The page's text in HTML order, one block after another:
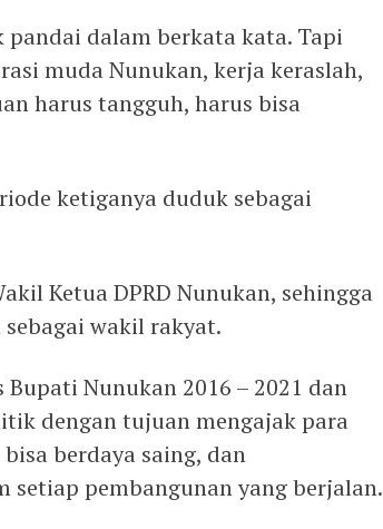
dalam berkata kata. Tapi
muda Nunukan, kerja keraslah,
harus tangguh, harus bisa
ketiganya duduk sebagai
Ketua DPRD Nunukan, sehingga
wakil rakyat.
Nunukan 2016 – 2021 dan
dengan tujuan mengajak para
berdaya saing, dan
pembangunan yang berjalan.